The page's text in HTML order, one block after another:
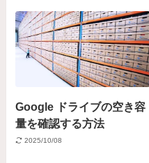
Google ドライブの空き容
量を確認する方法
2025/10/08